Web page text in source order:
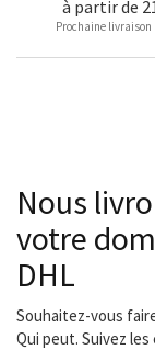
à partir de
Prochaine livraison
Nous
votre
DHL
Souhaitez-vous
Qui peut. Suivez